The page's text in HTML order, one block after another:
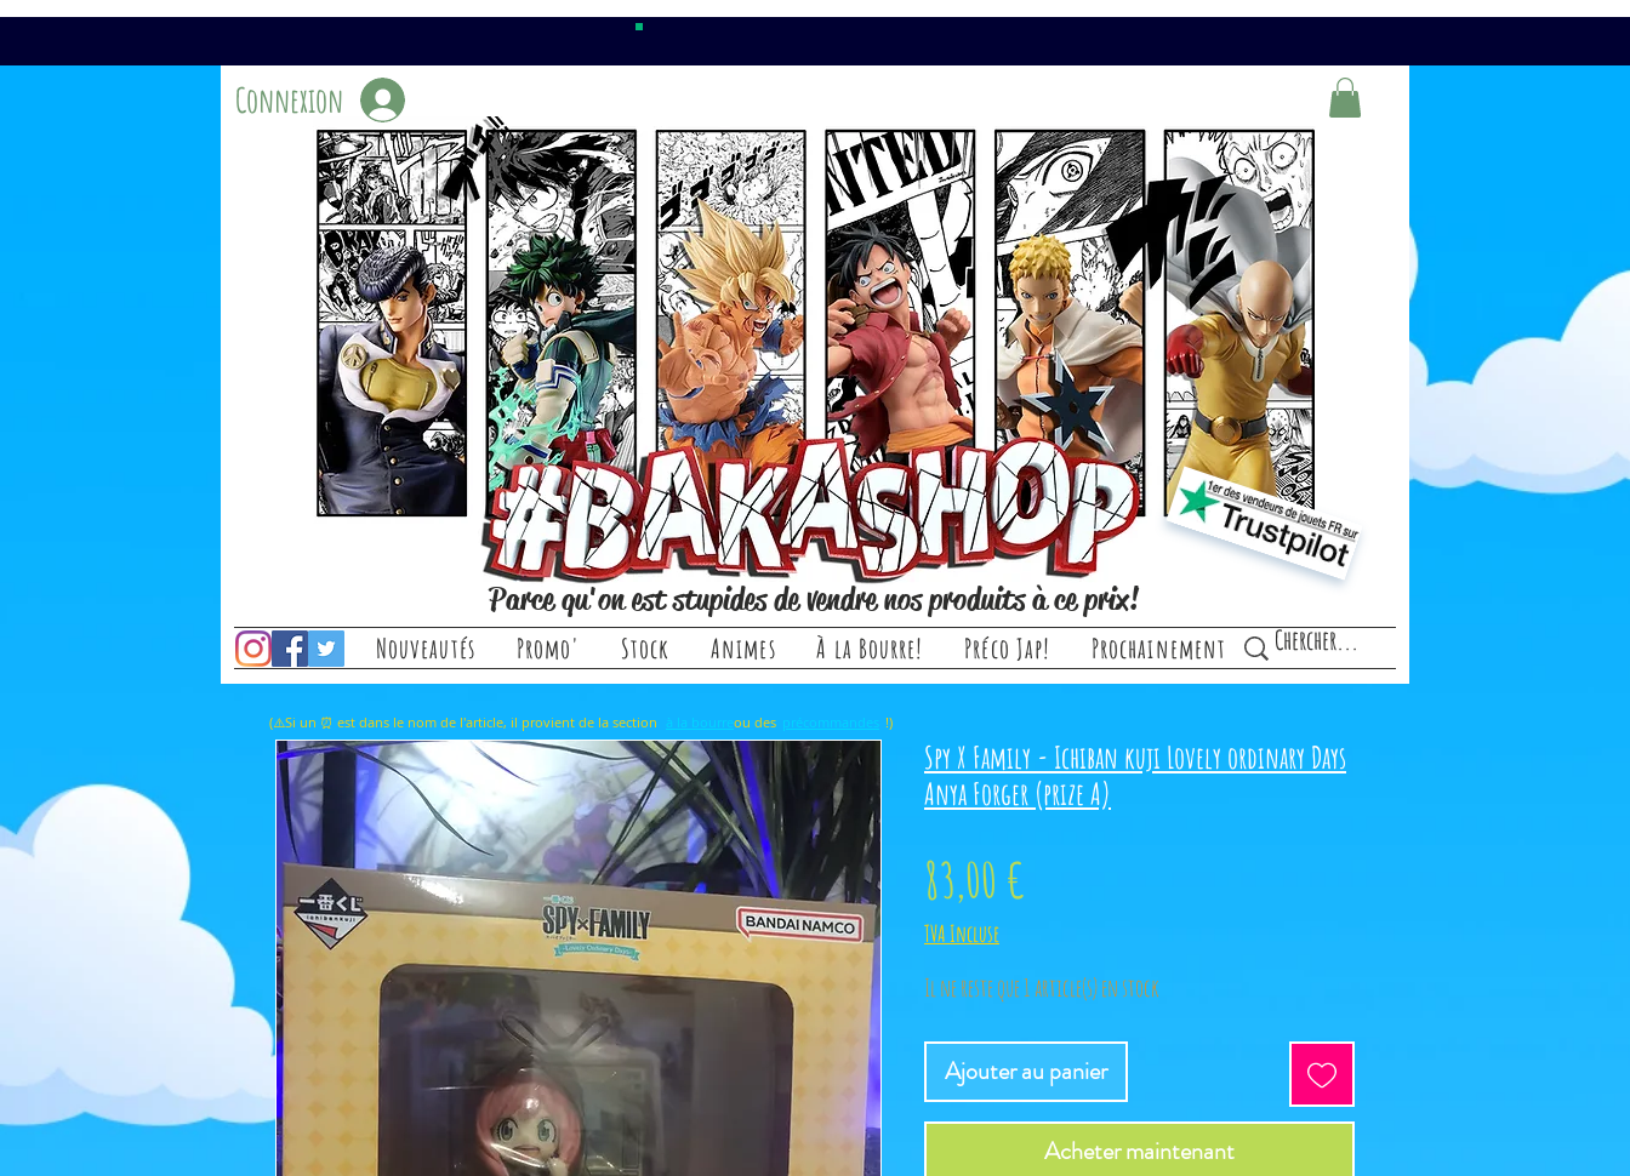
Connexion
Parce qu'on est stupides de vendre nos produits à ce prix!
Nouveautés Promo' Stock Animes À la Bourre! Préco Jap! Prochainement
Spy X Family - Ichiban kuji Lovely ordinary Days
Anya Forger (prize A)
83,00 €
TVA Incluse
Il ne reste que 1 article(s) en stock
Ajouter au panier
Acheter maintenant
(⚠️Si un ⏰ est dans le nom de l'article, il provient de la section ou des !)
à la bourre précommandes